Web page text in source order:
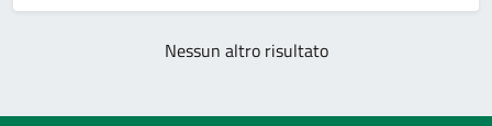
Nessun altro risultato